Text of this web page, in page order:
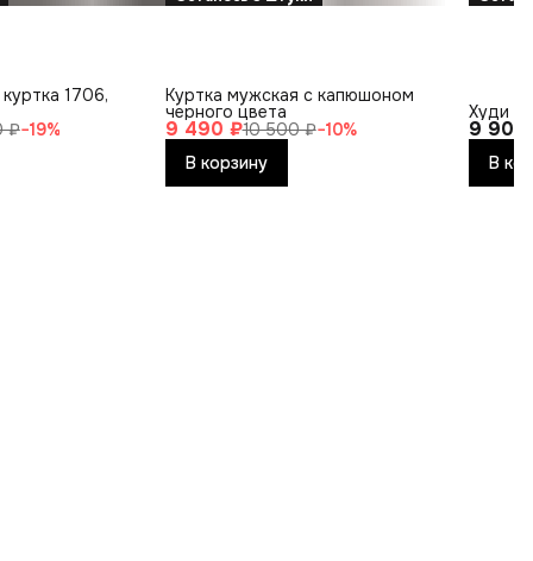
₽−19%
1706,
9 490 ₽10 500 ₽−10%
Куртка мужская с капюшоном
черного цвета
В корзину
9 900
Худи
В